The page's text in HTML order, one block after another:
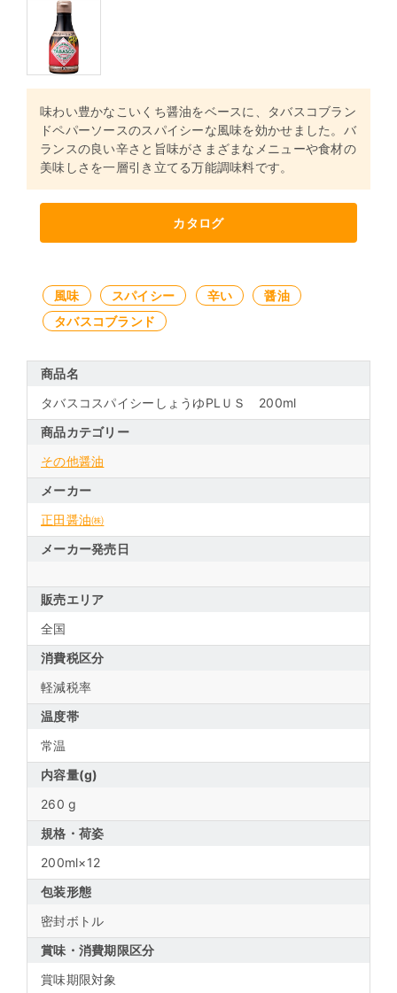
味わい豊かなこいくち醤油をベースに、タバスコブラン
ドペパーソースのスパイシーな風味を効かせました。バ
ランスの良い辛さと旨味がさまざまなメニューや食材の
美味しさを一層引き立てる万能調味料です。
カタログ
風味 スパイシー 辛い
醤油
タバスコブランド
商品名
タバスコスパイシーしょうゆPLＵＳ 200ml
商品カテゴリー
その他醤油
メーカー
正田醤油㈱
メーカー発売日
販売エリア
全国
消費税区分
軽減税率
温度帯
常温
内容量(g)
260 g
規格・荷姿
200ml×12
包装形態
密封ボトル
賞味・消費期限区分
賞味期限対象